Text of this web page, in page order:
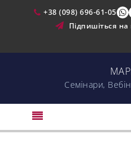
+38 (098) 696-61-05
Підпишіться
Cемінари,